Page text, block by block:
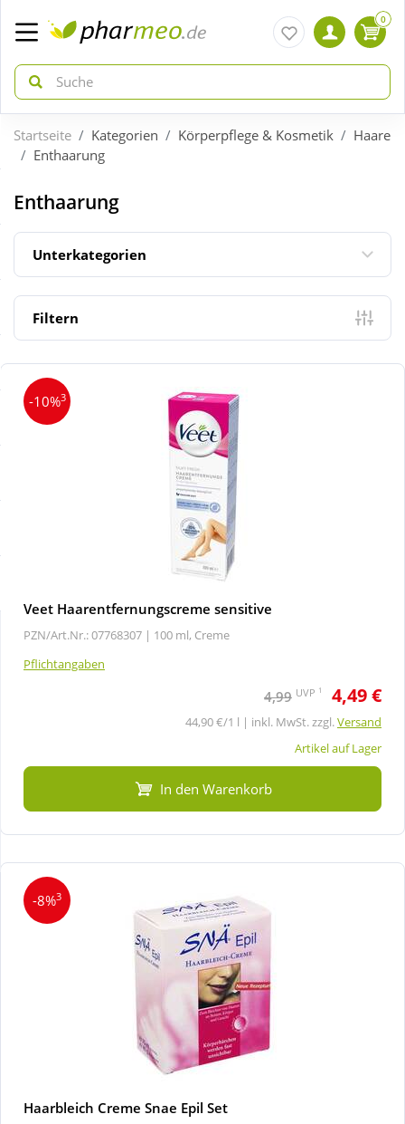
zurück
ÜBERSICHT AKTIONEN
Aktuelle Coupons
Neuheiten
Sale
zurück
ÜBERSICHT KATEGORIEN
Arzneimittel
Diabetes
Körperpflege & Kosmetik
Natur & Homöopathie
Tierbedarf
Wellness
0
Startseite Kategorien Körperpflege & Kosmetik
Haare
Enthaarung
Enthaarung
Unterkategorien
Filtern
-10%3
Veet Haarentfernungscreme sensitive
PZN/Art.Nr.: 07768307 | 100 ml, Creme
Pflichtangaben
4,99 UVP 1 4,49 €
44,90 €/1 l | inkl. MwSt. zzgl.Versand
Artikel auf Lager
In den Warenkorb
-8%3
Haarbleich Creme Snae Epil Set